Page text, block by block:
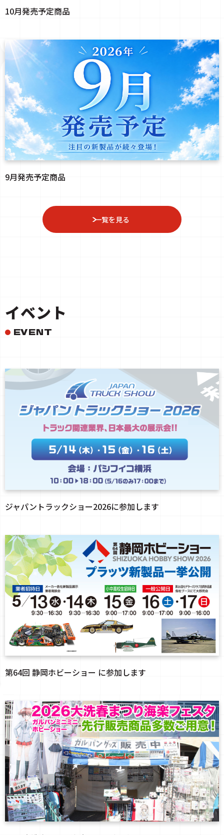
10月発売予定商品
9月発売予定商品
一覧を見る
イベント
EVENT
ジャパントラックショー2026に参加します
第64回 静岡ホビーショー に参加します